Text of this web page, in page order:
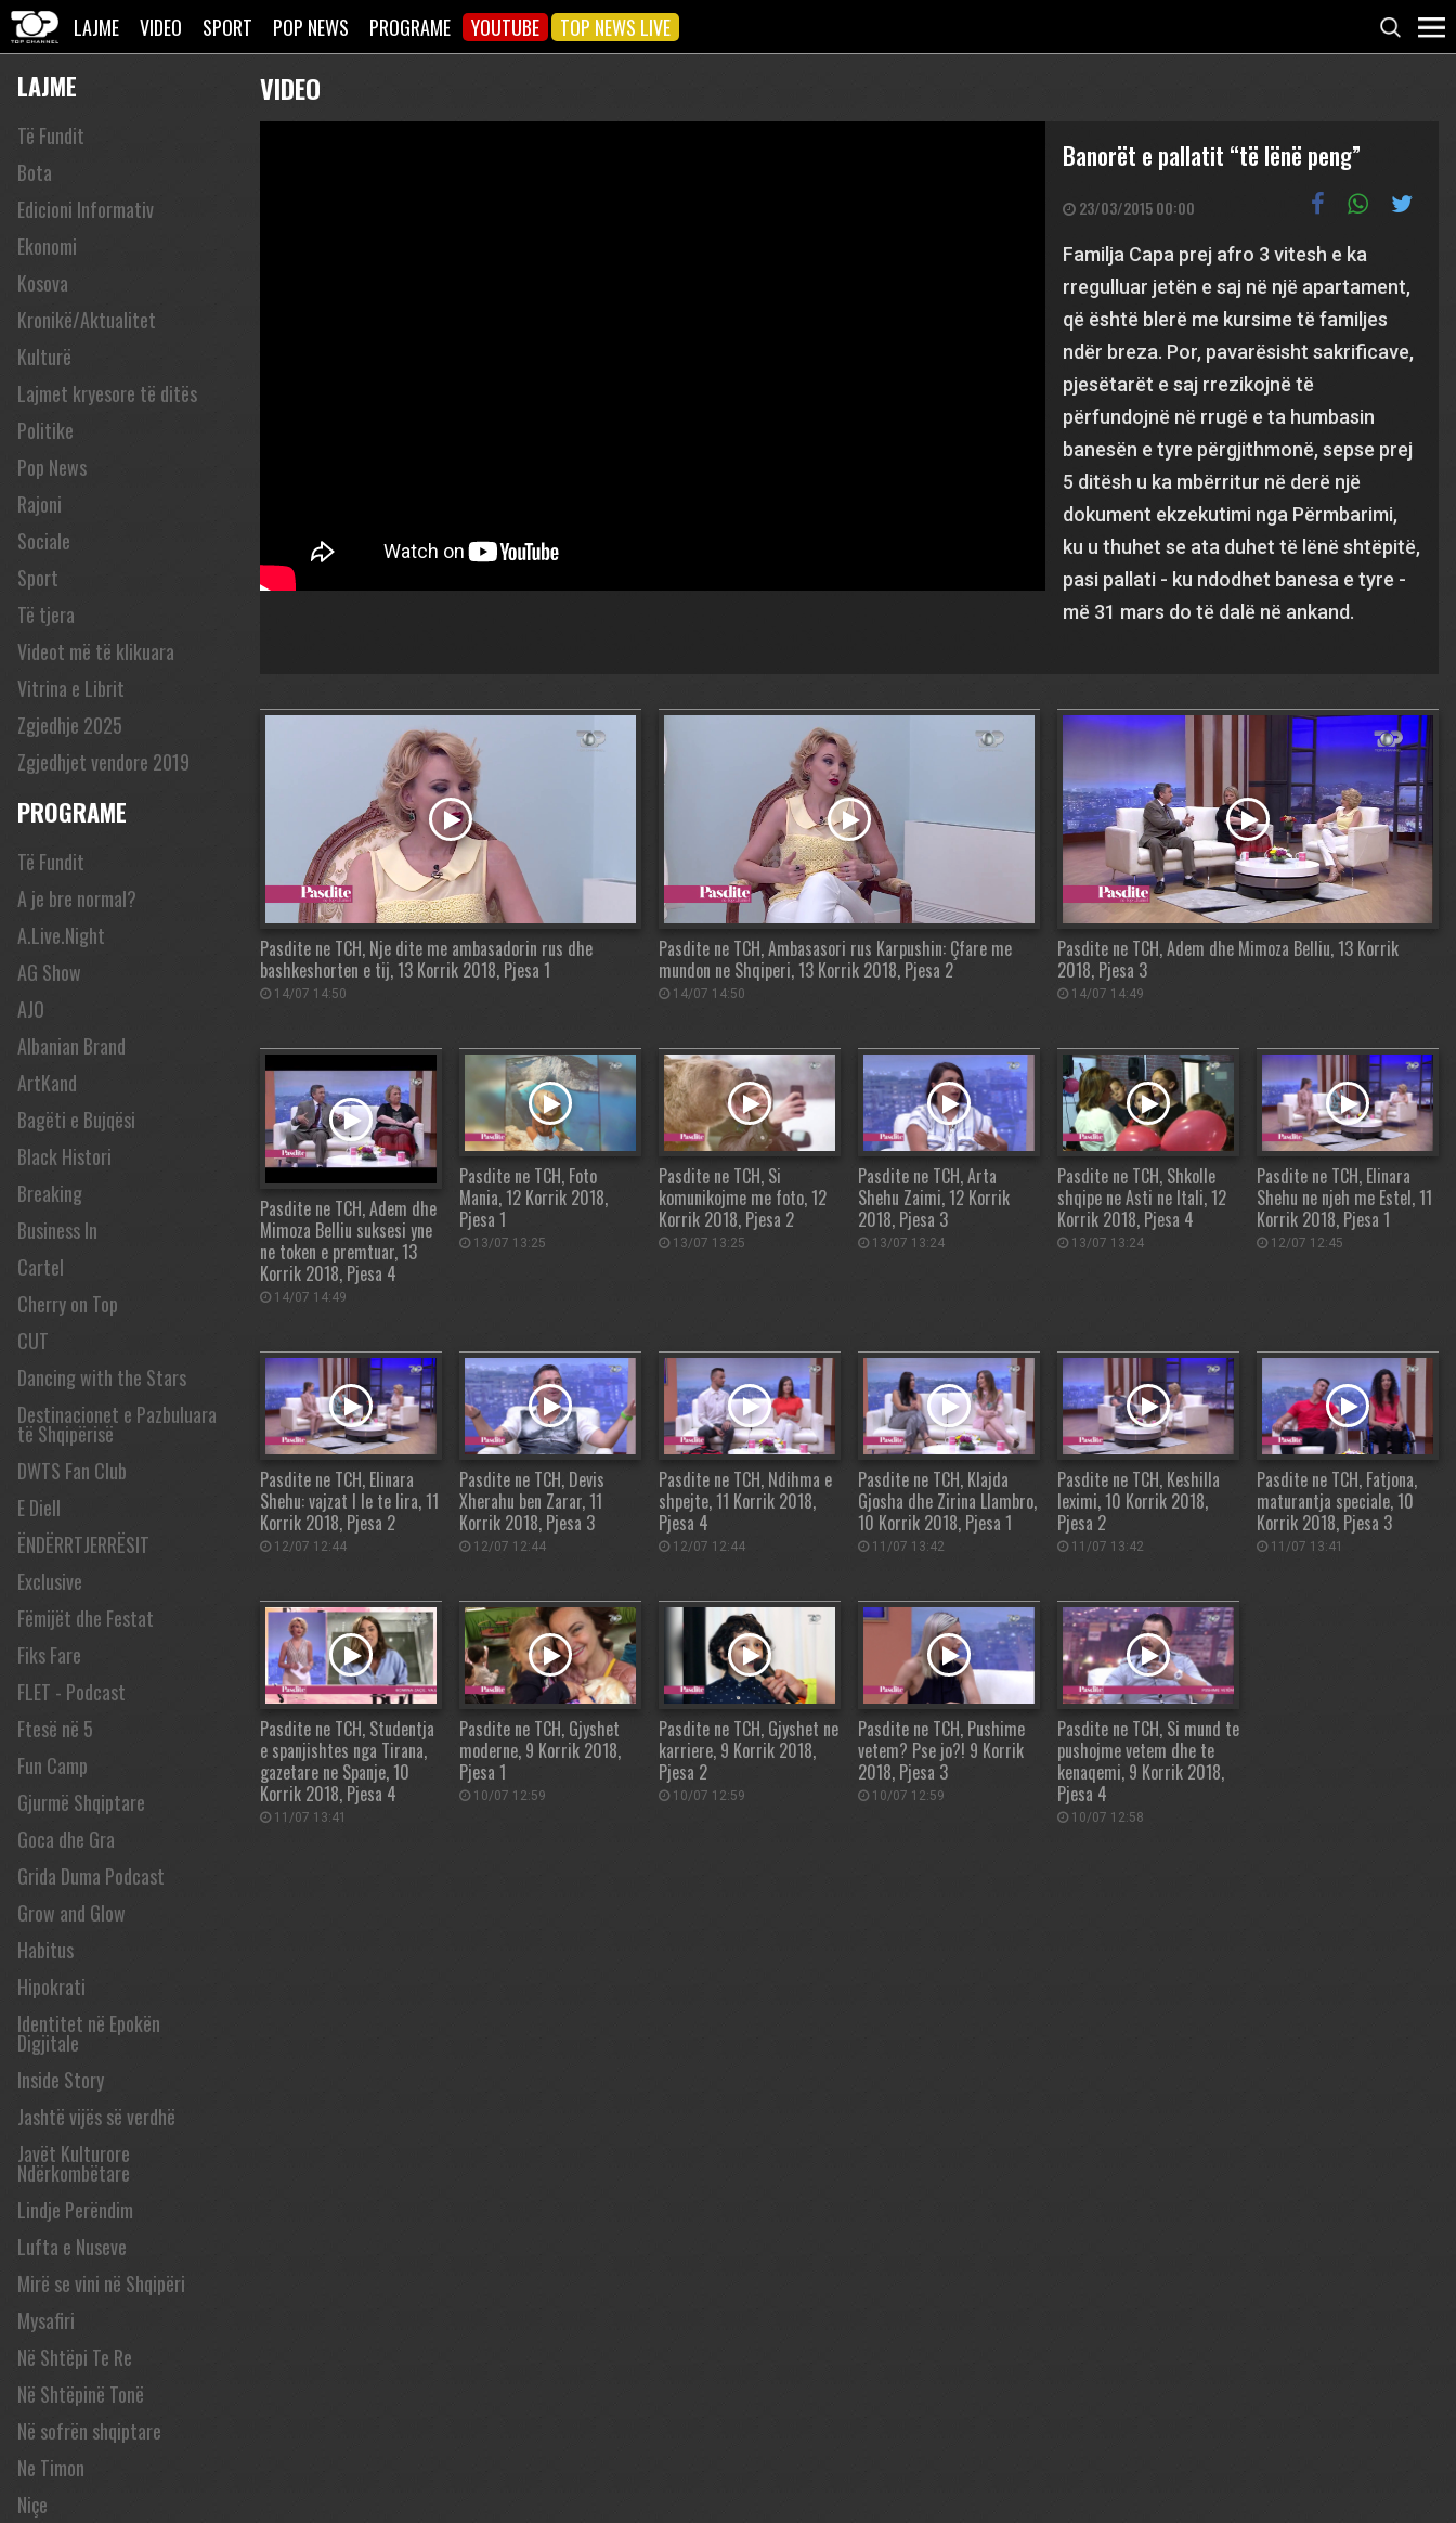
LAJME VIDEO SPORT POP NEWS PROGRAME YOUTUBE TOP NEWS LIVE
LAJME
Të Fundit
Bota
Edicioni Informativ
Ekonomi
Kosova
Kronikë/Aktualitet
Kulturë
Lajmet kryesore të ditës
Politike
Pop News
Rajoni
Sociale
Sport
Të tjera
Videot më të klikuara
Vitrina e Librit
Zgjedhje 2025
Zgjedhjet vendore 2019
PROGRAME
Të Fundit
A je bre normal?
A.Live.Night
AG Show
AJO
Albanian Brand
ArtKand
Bagëti e Bujqësi
Black Histori
Breaking
Business In
Cartel
Cherry on Top
CUT
Dancing with the Stars
Destinacionet e Pazbuluara
të Shqipërisë
DWTS Fan Club
E Diell
ËNDËRRTJERRËSIT
Exclusive
Fëmijët dhe Festat
Fiks Fare
FLET - Podcast
Ftesë në 5
Fun Camp
Gjurmë Shqiptare
Goca dhe Gra
Grida Duma Podcast
Grow and Glow
Habitus
Hipokrati
Identitet në Epokën
Digjitale
Inside Story
Jashtë vijës së verdhë
Javët Kulturore
Ndërkombëtare
Lindje Perëndim
Lufta e Nuseve
Mirë se vini në Shqipëri
Mysafiri
Në Shtëpi Te Re
Në Shtëpinë Tonë
Në sofrën shqiptare
Ne Timon
Niçe
VIDEO
Banorët e pallatit “të lënë peng”
23/03/2015 00:00
Familja Capa prej afro 3 vitesh e ka
rregulluar jetën e saj në një apartament,
që është blerë me kursime të familjes
ndër breza. Por, pavarësisht sakrificave,
pjesëtarët e saj rrezikojnë të
përfundojnë në rrugë e ta humbasin
banesën e tyre përgjithmonë, sepse prej
5 ditësh u ka mbërritur në derë një
dokument ekzekutimi nga Përmbarimi,
ku u thuhet se ata duhet të lënë shtëpitë,
pasi pallati - ku ndodhet banesa e tyre -
më 31 mars do të dalë në ankand.
Pasdite ne TCH, Nje dite me ambasadorin rus dhe
bashkeshorten e tij, 13 Korrik 2018, Pjesa 1
14/07 14:50
Pasdite ne TCH, Ambasasori rus Karpushin: Çfare me
mundon ne Shqiperi, 13 Korrik 2018, Pjesa 2
14/07 14:50
Pasdite ne TCH, Adem dhe Mimoza Belliu, 13 Korrik
2018, Pjesa 3
14/07 14:49
Pasdite ne TCH, Adem dhe
Mimoza Belliu suksesi yne
ne token e premtuar, 13
Korrik 2018, Pjesa 4
14/07 14:49
Pasdite ne TCH, Foto
Mania, 12 Korrik 2018,
Pjesa 1
13/07 13:25
Pasdite ne TCH, Si
komunikojme me foto, 12
Korrik 2018, Pjesa 2
13/07 13:25
Pasdite ne TCH, Arta
Shehu Zaimi, 12 Korrik
2018, Pjesa 3
13/07 13:24
Pasdite ne TCH, Shkolle
shqipe ne Asti ne Itali, 12
Korrik 2018, Pjesa 4
13/07 13:24
Pasdite ne TCH, Elinara
Shehu ne njeh me Estel, 11
Korrik 2018, Pjesa 1
12/07 12:45
Pasdite ne TCH, Elinara
Shehu: vajzat I le te lira, 11
Korrik 2018, Pjesa 2
12/07 12:44
Pasdite ne TCH, Devis
Xherahu ben Zarar, 11
Korrik 2018, Pjesa 3
12/07 12:44
Pasdite ne TCH, Ndihma e
shpejte, 11 Korrik 2018,
Pjesa 4
12/07 12:44
Pasdite ne TCH, Klajda
Gjosha dhe Zirina Llambro,
10 Korrik 2018, Pjesa 1
11/07 13:42
Pasdite ne TCH, Keshilla
leximi, 10 Korrik 2018,
Pjesa 2
11/07 13:42
Pasdite ne TCH, Fatjona,
maturantja speciale, 10
Korrik 2018, Pjesa 3
11/07 13:41
Pasdite ne TCH, Studentja
e spanjishtes nga Tirana,
gazetare ne Spanje, 10
Korrik 2018, Pjesa 4
11/07 13:41
Pasdite ne TCH, Gjyshet
moderne, 9 Korrik 2018,
Pjesa 1
10/07 12:59
Pasdite ne TCH, Gjyshet ne
karriere, 9 Korrik 2018,
Pjesa 2
10/07 12:59
Pasdite ne TCH, Pushime
vetem? Pse jo?! 9 Korrik
2018, Pjesa 3
10/07 12:59
Pasdite ne TCH, Si mund te
pushojme vetem dhe te
kenaqemi, 9 Korrik 2018,
Pjesa 4
10/07 12:58